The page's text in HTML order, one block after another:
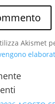
Akismet